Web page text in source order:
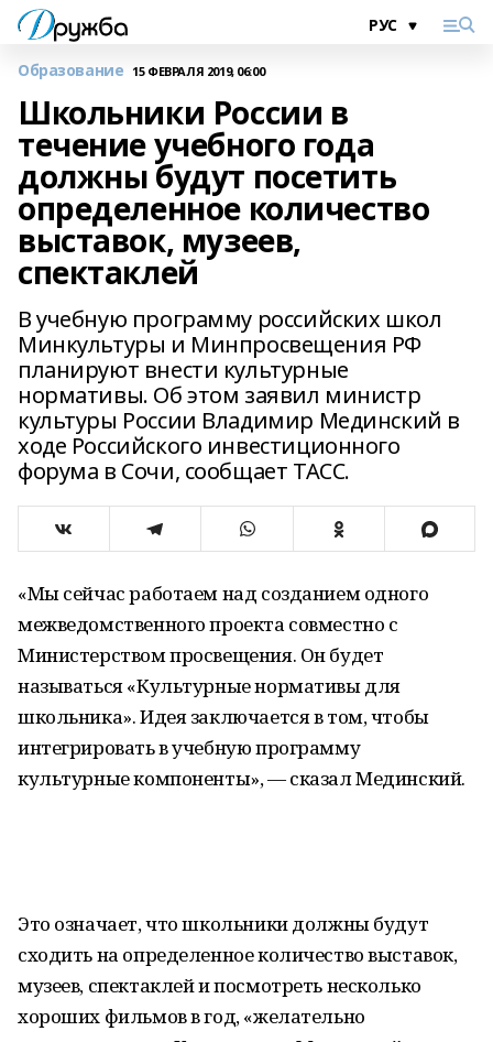
Образование 15 ФЕВРАЛЯ 2019, 06:00
Школьники России в
течение учебного года
должны будут посетить
определенное количество
выставок, музеев,
спектаклей
В учебную программу российских школ
Минкультуры и Минпросвещения РФ
планируют внести культурные
нормативы. Об этом заявил министр
культуры России Владимир Мединский в
ходе Российского инвестиционного
форума в Сочи, сообщает ТАСС.
«Мы сейчас работаем над созданием одного
межведомственного проекта совместно с
Министерством просвещения. Он будет
называться «Культурные нормативы для
школьника». Идея заключается в том, чтобы
интегрировать в учебную программу
культурные компоненты», — сказал Мединский.
Это означает, что школьники должны будут
сходить на определенное количество выставок,
музеев, спектаклей и посмотреть несколько
хороших фильмов в год, «желательно